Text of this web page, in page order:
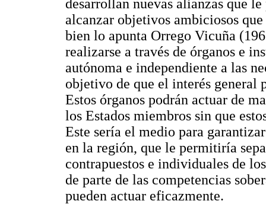
desarrollan nuevas alianzas que
alcanzar objetivos ambiciosos
bien lo apunta Orrego Vicuña
realizarse a través de órganos e
autónoma e independiente a las
objetivo de que el interés general
Estos órganos podrán actuar de
los Estados miembros sin que
Este sería el medio para
en la región, que le permitiría
contrapuestos e individuales de
de parte de las competencias
pueden actuar eficazmente.